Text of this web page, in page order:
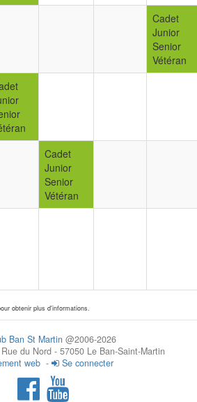
Cadet
Junior
Senior
Vétéran
Cadet
Junior
Senior
Vétéran
obtenir plus d'informations.
Ban St Martin@2006-2026
du Nord - 57050 Le Ban-Saint-Martin
web - Se connecter